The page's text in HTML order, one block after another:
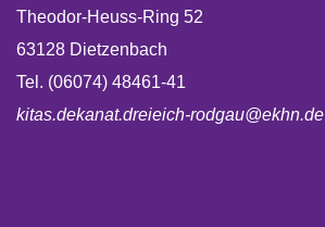
Theodor-Heuss-Ring 52
63128 Dietzenbach
Tel. (06074) 48461-41
kitas.dekanat.dreieich-rodgau@ekhn.de